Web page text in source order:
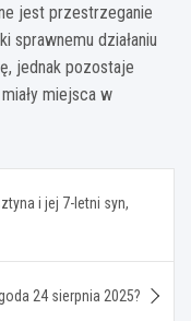
jest przestrzeganie
sprawnemu działaniu
jednak pozostaje
miejsca w
i jej 7-letni syn,
24 sierpnia 2025?